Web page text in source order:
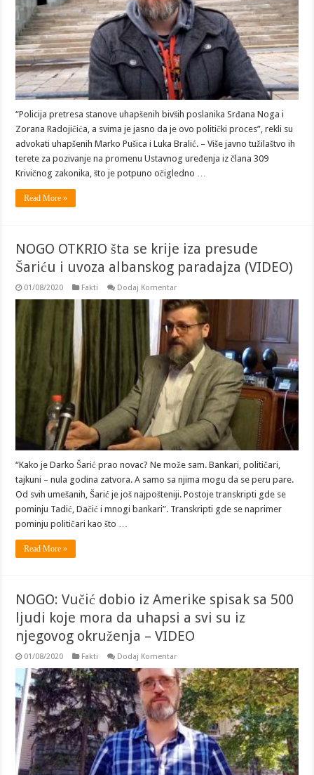
“Policija pretresa stanove uhapšenih bivših poslanika Srđana Noga i
Zorana Radojičića, a svima je jasno da je ovo politički proces”, rekli su
advokati uhapšenih Marko Pušica i Luka Bralić. – Više javno tužilaštvo ih
terete za pozivanje na promenu Ustavnog uređenja iz člana 309
Krivičnog zakonika, što je potpuno očigledno …
Read More »
NOGO OTKRIO šta se krije iza presude
Šariću i uvoza albanskog paradajza (VIDEO)
01/08/2020 Fakti Dodaj Komentar
“Kako je Darko Šarić prao novac? Ne može sam. Bankari, političari,
tajkuni – nula godina zatvora. A samo sa njima mogu da se peru pare.
Od svih umešanih, Šarić je još najpošteniji. Postoje transkripti gde se
pominju Tadić, Dačić i mnogi bankari”. Transkripti gde se naprimer
pominju političari kao što …
Read More »
NOGO: Vučić dobio iz Amerike spisak sa 500
ljudi koje mora da uhapsi a svi su iz
njegovog okruženja – VIDEO
01/08/2020 Fakti Dodaj Komentar